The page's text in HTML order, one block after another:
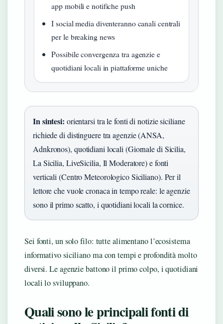
app mobili e notifiche push
I social media diventeranno canali centrali
per le breaking news
Possibile convergenza tra agenzie e
quotidiani locali in piattaforme uniche
In sintesi: orientarsi tra le fonti di notizie siciliane
richiede di distinguere tra agenzie (ANSA,
Adnkronos), quotidiani locali (Giornale di Sicilia,
La Sicilia, LiveSicilia, Il Moderatore) e fonti
verticali (Centro Meteorologico Siciliano). Per il
lettore che vuole cronaca in tempo reale: le agenzie
sono il primo scatto, i quotidiani locali la cornice.
Sei fonti, un solo filo: tutte alimentano l’ecosistema
informativo siciliano ma con tempi e profondità molto
diversi. Le agenzie battono il primo colpo, i quotidiani
locali lo sviluppano.
Quali sono le principali fonti di